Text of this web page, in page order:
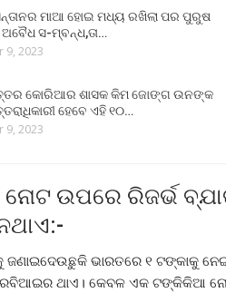
ମାଆ ହୋଇ ମଧ୍ୟ ରଖିଲା ପର ପୁରୁଷ
ଅବୈଧ ସ-ମ୍ବନ୍ଧ,ତା…
9, 2023
କୋରିଆର ଶାସକ କିମ ଜୋଙ୍ଗ ଉନଙ୍କ
ହେବେ ଏହି ୧୦…
9, 2023
ଉପରେ ରିଜର୍ଭ
ଭାରତରେ ୧ ଟଙ୍କାକୁ
ଥାଏ। କେବଳ ଏକ ଟଙ୍କିକିଆ